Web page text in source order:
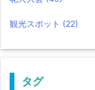
観光スポット (22)
タグ